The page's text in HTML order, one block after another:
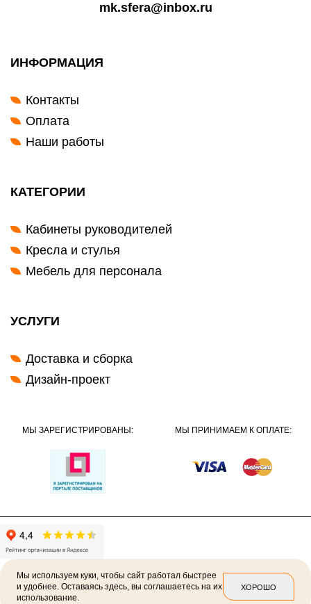
mk.sfera@inbox.ru
ИНФОРМАЦИЯ
Контакты
Оплата
Наши работы
КАТЕГОРИИ
Кабинеты руководителей
Кресла и стулья
Мебель для персонала
УСЛУГИ
Доставка и сборка
Дизайн-проект
МЫ ЗАРЕГИСТРИРОВАНЫ: МЫ ПРИНИМАЕМ К ОПЛАТЕ:
2026 © Политика конфиденциальности
Мы используем куки, чтобы сайт работал быстрее
и удобнее. Оставаясь здесь, вы соглашаетесь на их
использование.
ХОРОШО